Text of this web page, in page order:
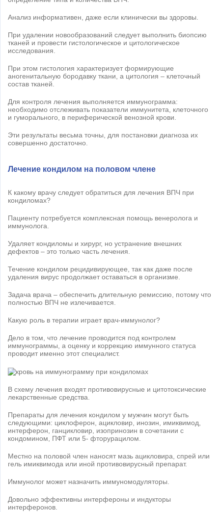
Анализ информативен, даже если клинически вы здоровы.
При удалении новообразований следует выполнить биопсию
тканей и провести гистологическое и цитологическое
исследования.
При этом гистология характеризует формирующие
аногенитальную бородавку ткани, а цитология – клеточный
состав тканей.
Для контроля лечения выполняется иммунограмма:
необходимо отслеживать показатели иммунитета, клеточного
и гуморального, в периферической венозной крови.
Эти результаты весьма точны, для постановки диагноза их
совершенно достаточно.
Лечение кондилом на половом члене
К какому врачу следует обратиться для лечения ВПЧ при
кондиломах?
Пациенту потребуется комплексная помощь венеролога и
иммунолога.
Удаляет кондиломы и хирург, но устранение внешних
дефектов – это только часть лечения.
Течение кондилом рецидивирующее, так как даже после
удаления вирус продолжает оставаться в организме.
Задача врача – обеспечить длительную ремиссию, потому что
полностью ВПЧ не излечивается.
Какую роль в терапии играет врач-иммунолог?
Дело в том, что лечение проводится под контролем
иммунограммы, а оценку и коррекцию иммунного статуса
проводит именно этот специалист.
В схему лечения входят противовирусные и цитотоксические
лекарственные средства.
Препараты для лечения кондилом у мужчин могут быть
следующими: циклоферон, ацикловир, инозин, имиквимод,
интерферон, ганцикловир, изопринозин в сочетании с
кондомином, ПФТ или 5- фторурацилом.
Местно на половой член наносят мазь ацикловира, спрей или
гель имиквимода или иной противовирусный препарат.
Иммунолог может назначить иммуномодуляторы.
Довольно эффективны интерфероны и индукторы
интерферонов.